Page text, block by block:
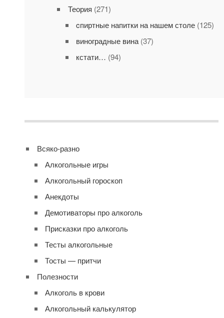
Теория (271)
cпиртные напитки на нашем столе(125)
виноградные вина(37)
кстати… (94)
Всяко-разно
Алкогольные игры
Алкогольный гороскоп
Анекдоты
Демотиваторы про алкоголь
Присказки про алкоголь
Тесты алкогольные
Тосты — притчи
Полезности
Алкоголь в крови
Алкогольный калькулятор